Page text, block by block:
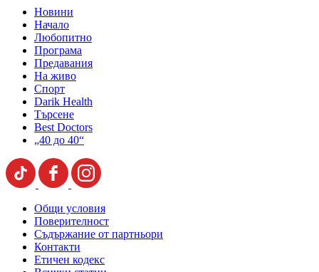
Новини
Начало
Любопитно
Програма
Предавания
На живо
Спорт
Darik Health
Търсене
Best Doctors
„40 до 40“
Общи условия
Поверителност
Съдържание от партньори
Контакти
Етичен кодекс